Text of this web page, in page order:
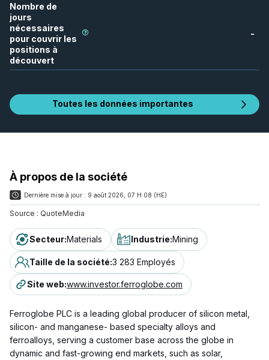
Nombre de
jours
nécessaires
pour couvrir les
positions à
découvert
-
Toutes les données importantes
À propos de la société
Dernière mise à jour : 9 août 2026, 07 H 08 (HE)
Source : QuoteMedia
Secteur:Materials Industrie:Mining
Taille de la société:3 283 Employés
Site web:www.investor.ferroglobe.com
Ferroglobe PLC is a leading global producer of silicon metal,
silicon- and manganese- based specialty alloys and
ferroalloys, serving a customer base across the globe in
dynamic and fast-growing end markets, such as solar,